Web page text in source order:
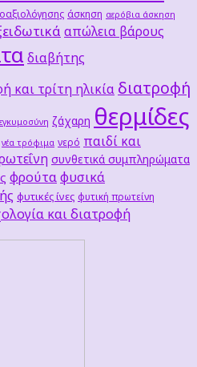
άσκηση αερόβια άσκηση
απώλεια βάρους
διαβήτης
και τρίτη ηλικία διατροφή
εγκυμοσύνη ζάχαρη θερμίδες
νέα τρόφιμα νερό παιδί και
συνθετικά συμπληρώματα
φρούταφυσικά
φυτικές ίνες φυτική πρωτείνη
και διατροφή